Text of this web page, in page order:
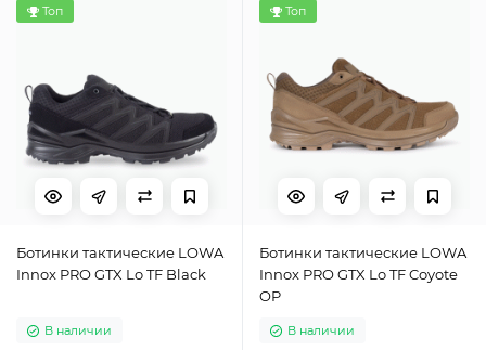
Топ
Ботинки тактические LOWA
Innox PRO GTX Lo TF Black
В наличии
Топ
Ботинки тактические LOWA
Innox PRO GTX Lo TF Coyote
OP
В наличии